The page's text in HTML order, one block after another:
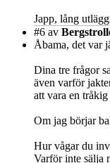
Japp, lång
#6 av
Åbama, det var
Dina tre frågor
även varför
att vara en tråkig
Om jag börjar
Hur vågar du
Varför inte sälja